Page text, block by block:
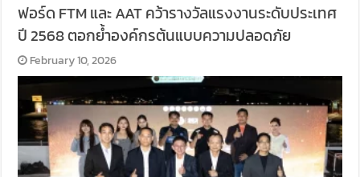
ฟอร์ด FTM และ AAT คว้ารางวัลแรงงานระดับประเทศ
ปี 2568 ตอกย้ำองค์กรต้นแบบความปลอดภัย
February 10, 2026